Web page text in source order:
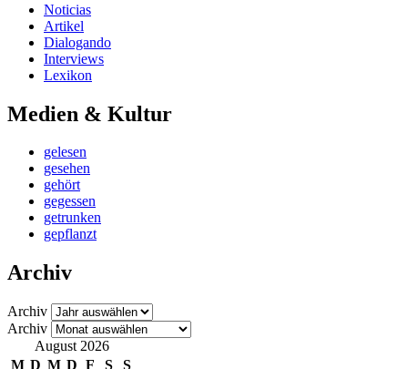
Noticias
Artikel
Dialogando
Interviews
Lexikon
Medien & Kultur
gelesen
gesehen
gehört
gegessen
getrunken
gepflanzt
Archiv
Archiv
Archiv
August 2026
M D M D F S
S